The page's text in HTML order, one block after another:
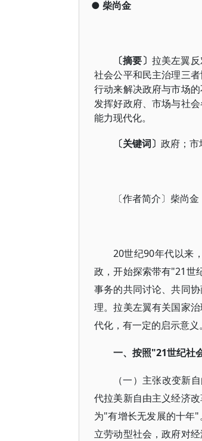
● 柴尚金
〔摘要〕 拉美左翼
社会公平和民主治理三
行动来解决政府与市场
发挥好政府、市场与社
能力现代化。
〔关键词〕 政府；市
〔作者简介〕柴尚
20世纪90年代以来
政，开始探索带有"21世
事务的共同讨论、共同
理。拉美左翼有关国家
代化，有一定的启示意义。
一、按照"21世纪社
（一）主张改变新
代拉美新自由主义经济
为"有增长无发展的十年
立劳动型社会，政府对